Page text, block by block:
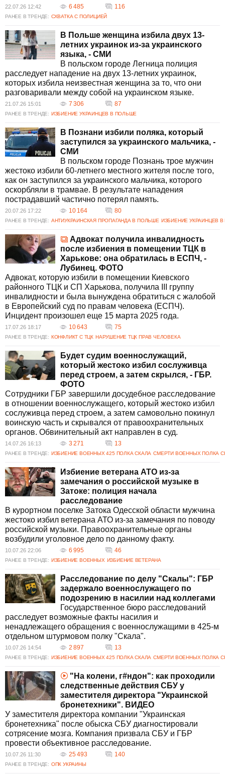
22.07.26 12:42 6 485 116
РАНЕЕ В ТРЕНДЕ: СХВАТКА С ПОЛИЦИЕЙ
В Польше женщина избила двух 13-
летних украинок из-за украинского
языка, - СМИ
В польском городе Легница полиция
расследует нападение на двух 13-летних украинок,
которых избила неизвестная женщина за то, что они
разговаривали между собой на украинском языке.
21.07.26 15:01 7 306 87
РАНЕЕ В ТРЕНДЕ: ИЗБИЕНИЕ УКРАИНЦЕВ В ПОЛЬШЕ
В Познани избили поляка, который
заступился за украинского мальчика, -
СМИ
В польском городе Познань трое мужчин
жестоко избили 60-летнего местного жителя после того,
как он заступился за украинского мальчика, которого
оскорбляли в трамвае. В результате нападения
пострадавший частично потерял память.
20.07.26 17:22 10 164 80
РАНЕЕ В ТРЕНДЕ: АНТИУКРАИНСКАЯ ПРОПАГАНДА В ПОЛЬШЕ ИЗБИЕНИЕ УКРАИНЦЕВ
Адвокат получила инвалидность
после избиения в помещении ТЦК в
Харькове: она обратилась в ЕСПЧ, -
Лубинец. ФОТО
Адвокат, которую избили в помещении Киевского
районного ТЦК и СП Харькова, получила III группу
инвалидности и была вынуждена обратиться с жалобой
в Европейский суд по правам человека (ЕСПЧ).
Инцидент произошел еще 15 марта 2025 года.
17.07.26 18:17 10 643 75
РАНЕЕ В ТРЕНДЕ: КОНФЛИКТ С ТЦК НАРУШЕНИЕ ТЦК ПРАВ ЧЕЛОВЕКА
Будет судим военнослужащий,
который жестоко избил сослуживца
перед строем, а затем скрылся, - ГБР.
ФОТО
Сотрудники ГБР завершили досудебное расследование
в отношении военнослужащего, который жестоко избил
сослуживца перед строем, а затем самовольно покинул
воинскую часть и скрывался от правоохранительных
органов. Обвинительный акт направлен в суд.
14.07.26 16:13 3 271 13
РАНЕЕ В ТРЕНДЕ: ИЗБИЕНИЕ ВОЕННЫХ 425 ПОЛКА СКАЛА СМЕРТИ ВОЕННЫХ ПОЛКА
Избиение ветерана АТО из-за
замечания о российской музыке в
Затоке: полиция начала
расследование
В курортном поселке Затока Одесской области мужчина
жестоко избил ветерана АТО из-за замечания по поводу
российской музыки. Правоохранительные органы
возбудили уголовное дело по данному факту.
10.07.26 22:06 6 995 46
РАНЕЕ В ТРЕНДЕ: ИЗБИЕНИЕ ВОЕННЫХ ИЗБИЕНИЕ ВЕТЕРАНА
Расследование по делу "Скалы": ГБР
задержало военнослужащего по
подозрению в насилии над коллегами
Государственное бюро расследований
расследует возможные факты насилия и
ненадлежащего обращения с военнослужащими в 425-м
отдельном штурмовом полку "Скала".
10.07.26 14:54 2 897 13
РАНЕЕ В ТРЕНДЕ: ИЗБИЕНИЕ ВОЕННЫХ 425 ПОЛКА СКАЛА СМЕРТИ ВОЕННЫХ ПОЛКА
"На колени, г#ндон": как проходили
следственные действия СБУ у
заместителя директора "Украинской
бронетехники". ВИДЕО
У заместителя директора компании "Украинская
бронетехника" после обыска СБУ диагностировали
сотрясение мозга. Компания призвала СБУ и ГБР
провести объективное расследование.
10.07.26 11:30 25 493 140
РАНЕЕ В ТРЕНДЕ: ОПК УКРАИНЫ